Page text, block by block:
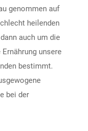
genommen auf
heilenden
auch um die
unsere
bestimmt.
bei der